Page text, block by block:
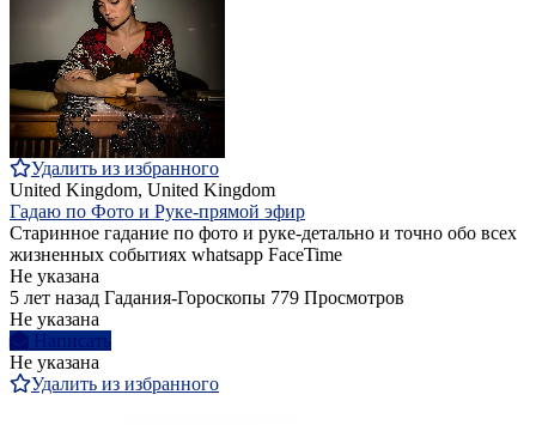
Удалить из избранного
United Kingdom, United Kingdom
Гадаю по Фото и Руке-прямой эфир
Старинное гадание по фото и руке-детально и точно обо всех
жизненных событиях whatsapp FaceTime
Не указана
5 лет назад Гадания-Гороскопы 779 Просмотров
Не указана
Написать
Не указана
Удалить из избранного